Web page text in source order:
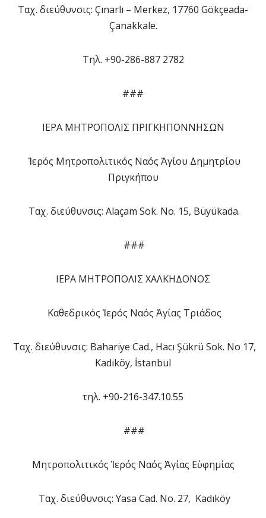
Ταχ. διεύθυνσις: Çınarlı – Merkez, 17760 Gökçeada-
Çanakkale.
Tηλ. +90-286-887 2782
###
ΙΕΡΑ ΜΗΤΡΟΠΟΛΙΣ ΠΡΙΓΚΗΠΟΝΝΗΣΩΝ
Ἱερός Μητροπολιτικός Ναός Ἁγίου Δημητρίου
Πριγκήπου
Ταχ. διεύθυνσις: Alaçam Sok. No. 15, Büyükada.
###
ΙΕΡΑ ΜΗΤΡΟΠΟΛΙΣ ΧΑΛΚΗΔΟΝΟΣ
Καθεδρικός Ἱερός Ναός Ἁγίας Τριάδος
Ταχ. διεύθυνσις: Bahariye Cad., Hacı Şükrü Sok. No 17,
Kadıköy, İstanbul
τηλ. +90-216-347.10.55
###
Μητροπολιτικός Ἱερός Ναός Ἁγίας Εὐφημίας
Ταχ. διεύθυνσις: Yasa Cad. No. 27, Kadıköy